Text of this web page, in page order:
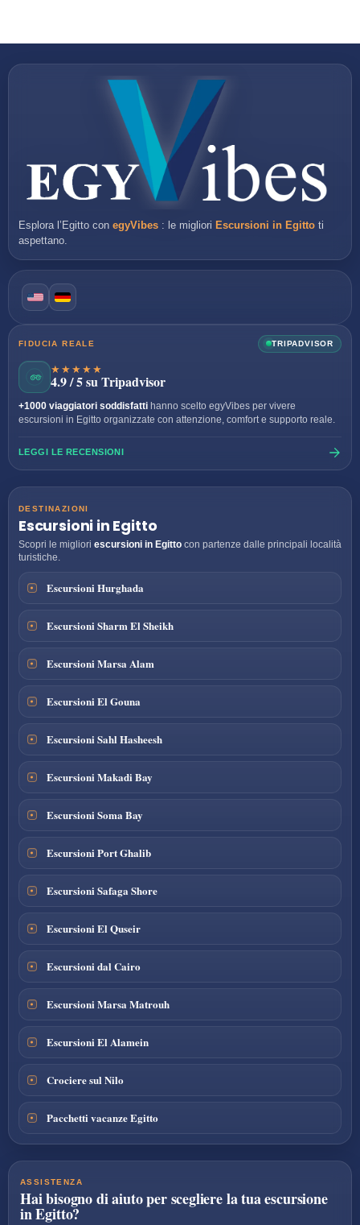
Esplora l’Egitto con egyVibes : le migliori Escursioni in Egitto ti
aspettano.
FIDUCIA REALE TRIPADVISOR
★★★★★
4.9 / 5 su Tripadvisor
+1000 viaggiatori soddisfatti hanno scelto egyVibes per vivere
escursioni in Egitto organizzate con attenzione, comfort e supporto reale.
LEGGI LE RECENSIONI
DESTINAZIONI
Escursioni in Egitto
Scopri le migliori escursioni in Egitto con partenze dalle principali località
turistiche.
Escursioni Hurghada
Escursioni Sharm El Sheikh
Escursioni Marsa Alam
Escursioni El Gouna
Escursioni Sahl Hasheesh
Escursioni Makadi Bay
Escursioni Soma Bay
Escursioni Port Ghalib
Escursioni Safaga Shore
Escursioni El Quseir
Escursioni dal Cairo
Escursioni Marsa Matrouh
Escursioni El Alamein
Crociere sul Nilo
Pacchetti vacanze Egitto
ASSISTENZA
Hai bisogno di aiuto per scegliere la tua escursione
in Egitto?